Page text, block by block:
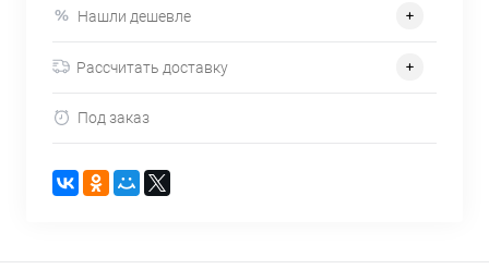
Нашли дешевле
Рассчитать доставку
Под заказ